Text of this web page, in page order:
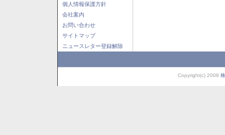
個人情報保護方針
会社案内
お問い合わせ
サイトマップ
ニュースレター登録解除
Copyright(c) 2008